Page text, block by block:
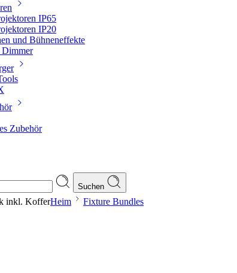
IP65
IP20
und Bühneneffekte
Dimmer
Zubehör
Suchen
inkl. KofferHeim Fixture Bundles